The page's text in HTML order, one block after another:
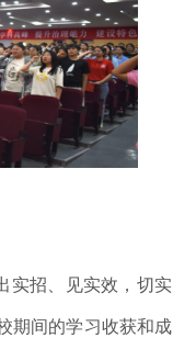
实招、见实效，切实
期间的学习收获和成